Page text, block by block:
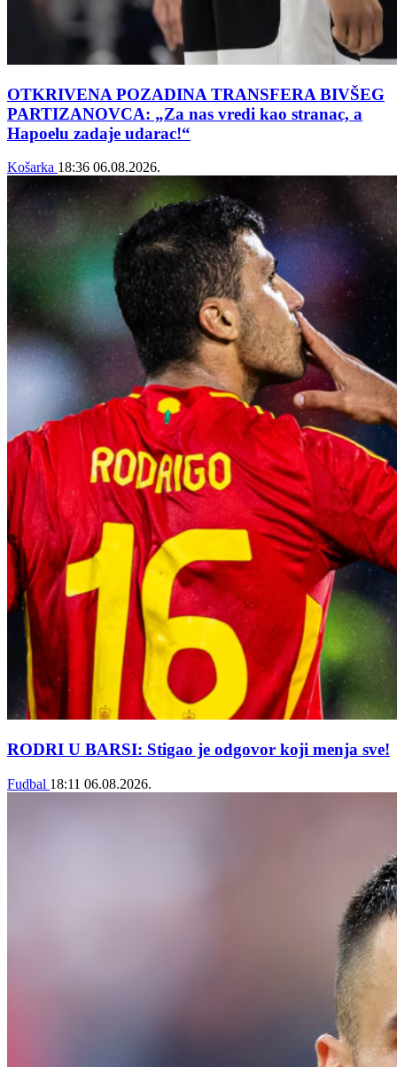
OTKRIVENA POZADINA TRANSFERA BIVŠEG
PARTIZANOVCA: „Za nas vredi kao stranac, a
Hapoelu zadaje udarac!“
Košarka 18:36 06.08.2026.
RODRI U BARSI: Stigao je odgovor koji menja sve!
Fudbal 18:11 06.08.2026.